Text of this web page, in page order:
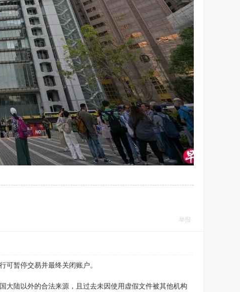
举报
可暂停交易并最终关闭账户。
大陆以外的合法来源，且过去未因使用虚假文件被其他机构